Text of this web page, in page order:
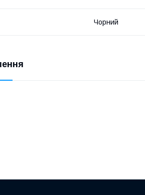
Чорний